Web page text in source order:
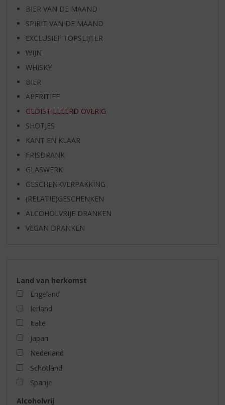
BIER VAN DE MAAND
SPIRIT VAN DE MAAND
EXCLUSIEF TOPSLIJTER
WIJN
WHISKY
BIER
APERITIEF
GEDISTILLEERD OVERIG
SHOTJES
KANT EN KLAAR
FRISDRANK
GLASWERK
GESCHENKVERPAKKING
(RELATIE)GESCHENKEN
ALCOHOLVRIJE DRANKEN
VEGAN DRANKEN
Land van herkomst
Engeland
Ierland
Italië
Japan
Nederland
Schotland
Spanje
Alcoholvrij